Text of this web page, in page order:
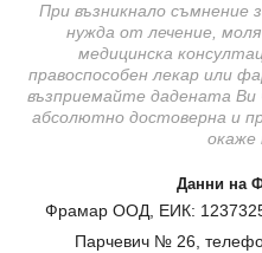
При възникнало съмнение
нужда от лечение,
медицинска
правоспособен лекар или
възприемайте дадената
абсолютно достоверна и
окаже
Данни на
Фрамар ООД, ЕИК:
Парчевич № 26,